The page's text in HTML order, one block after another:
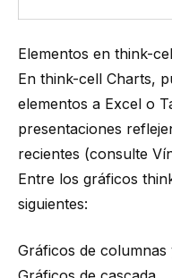
Elementos en think-
En think-cell Charts,
elementos a Excel o
presentaciones
recientes (consulte
Entre los gráficos
siguientes:
Gráficos de columnas